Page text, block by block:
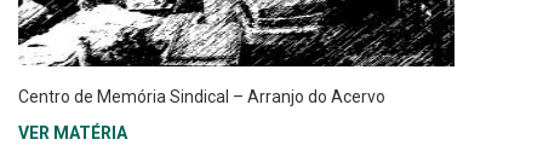
Centro de Memória Sindical – Arranjo do Acervo
VER MATÉRIA